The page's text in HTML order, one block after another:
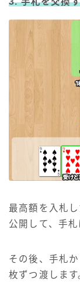
最高額を入札
公開して、手札
その後、手札
枚ずつ渡します